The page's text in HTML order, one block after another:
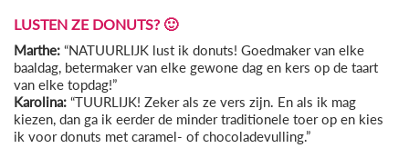
LUSTEN ZE DONUTS? 🙂
Marthe: “NATUURLIJK lust ik donuts! Goedmaker van elke
baaldag, betermaker van elke gewone dag en kers op de taart
van elke topdag!”
Karolina: “TUURLIJK! Zeker als ze vers zijn. En als ik mag
kiezen, dan ga ik eerder de minder traditionele toer op en kies
ik voor donuts met caramel- of chocoladevulling.”